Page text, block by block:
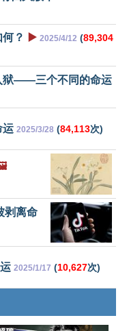
？ ▶️ 2025/4/12 (89,304
狱——三个不同的命运
运 2025/3/28 (84,113次)
剥离命
2025/1/17 (10,627次)